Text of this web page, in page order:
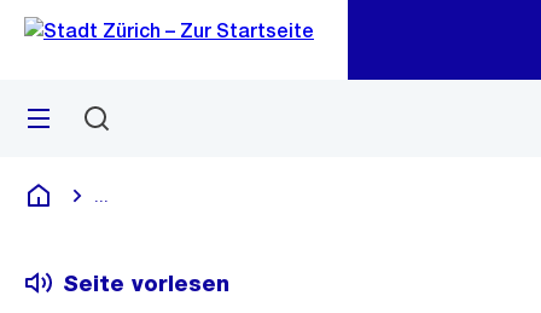
Navigation
Sprunglink
Menü
Deutsch
Seite vorlesen